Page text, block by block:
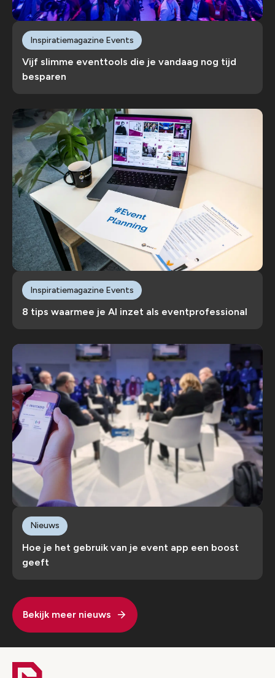
Vijf slimme eventtools die je vandaag nog tijd
besparen
Inspiratiemagazine Events
8 tips waarmee je AI inzet als eventprofessional
Inspiratiemagazine Events
Hoe je het gebruik van je event app een boost
geeft
Nieuws
Bekijk meer nieuws